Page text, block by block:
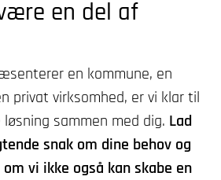
en del af
en kommune, en
privat virksomhed, er vi klar til
sammen med dig. Lad
snak om dine behov og
vi ikke også kan skabe en